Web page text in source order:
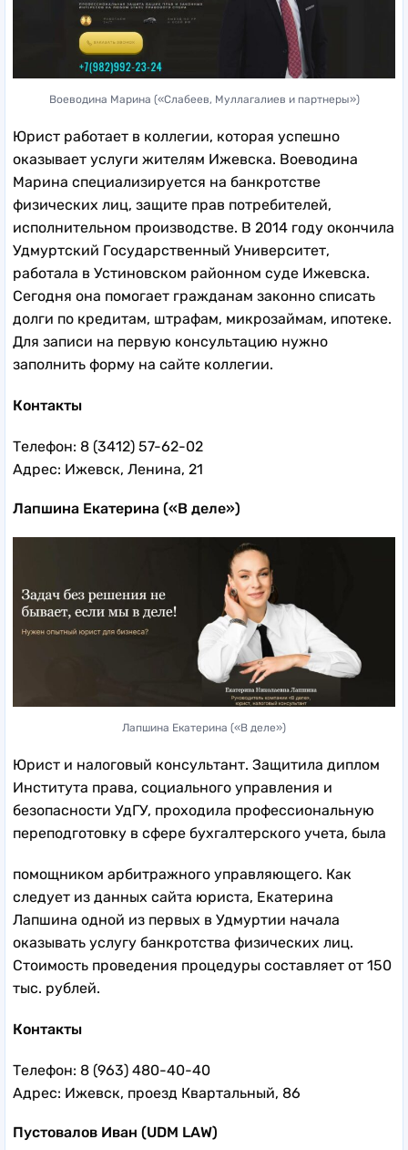
Воеводина Марина («Слабеев, Муллагалиев и партнеры»)
Юрист работает в коллегии, которая успешно
оказывает услуги жителям Ижевска. Воеводина
Марина специализируется на банкротстве
физических лиц, защите прав потребителей,
исполнительном производстве. В 2014 году окончила
Удмуртский Государственный Университет,
работала в Устиновском районном суде Ижевска.
Сегодня она помогает гражданам законно списать
долги по кредитам, штрафам, микрозаймам, ипотеке.
Для записи на первую консультацию нужно
заполнить форму на сайте коллегии.
Контакты
Телефон: 8 (3412) 57-62-02
Адрес: Ижевск, Ленина, 21
Лапшина Екатерина («В деле»)
Лапшина Екатерина («В деле»)
Юрист и налоговый консультант. Защитила диплом
Института права, социального управления и
безопасности УдГУ, проходила профессиональную
переподготовку в сфере бухгалтерского учета, была
помощником арбитражного управляющего. Как
следует из данных сайта юриста, Екатерина
Лапшина одной из первых в Удмуртии начала
оказывать услугу банкротства физических лиц.
Стоимость проведения процедуры составляет от 150
тыс. рублей.
Контакты
Телефон: 8 (963) 480-40-40
Адрес: Ижевск, проезд Квартальный, 86
Пустовалов Иван (UDM LAW)